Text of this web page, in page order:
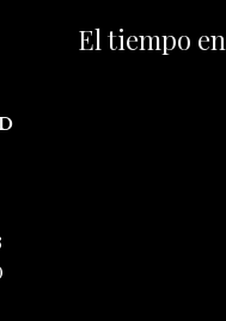
El tiempo